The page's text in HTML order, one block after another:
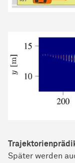
Später werden